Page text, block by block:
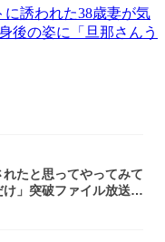
誘われた38歳妻が気
の姿に「旦那さんう
たと思ってやってみて
け」突破ファイル放送で